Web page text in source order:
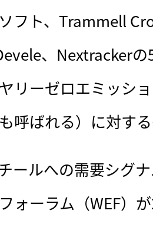
フト、Trammell
、Nextracker
リーゼロエミッシ
呼ばれる）に対す
ールへの需要シグ
ォーラム（WEF）